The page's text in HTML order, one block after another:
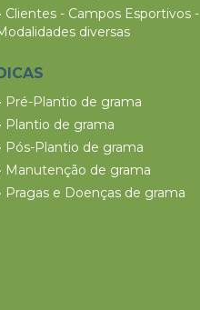
Clientes - Campos Esportivos -
diversas
Pré-Plantio de grama
Plantio de grama
Pós-Plantio de grama
Manutenção de grama
Pragas e Doenças de grama